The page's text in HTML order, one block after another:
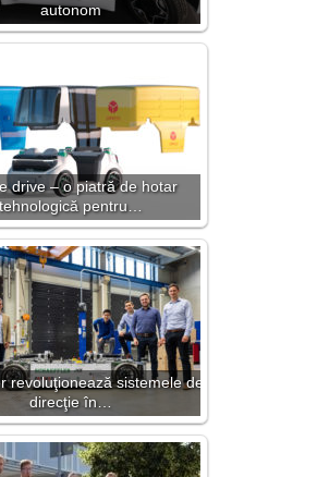
autonom
drive – o piatră de hotar
tehnologică pentru…
revoluţionează sistemele de
direcţie în…